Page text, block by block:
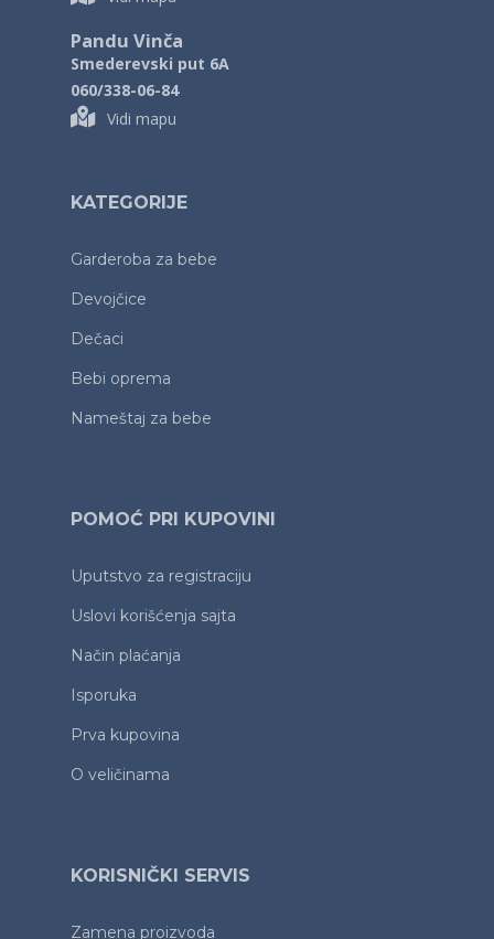
Pandu Vinča
Smederevski put 6A
060/338-06-84
Vidi mapu
KATEGORIJE
Garderoba za bebe
Devojčice
Dečaci
Bebi oprema
Nameštaj za bebe
POMOĆ PRI KUPOVINI
Uputstvo za registraciju
Uslovi korišćenja sajta
Način plaćanja
Isporuka
Prva kupovina
O veličinama
KORISNIČKI SERVIS
Zamena proizvoda